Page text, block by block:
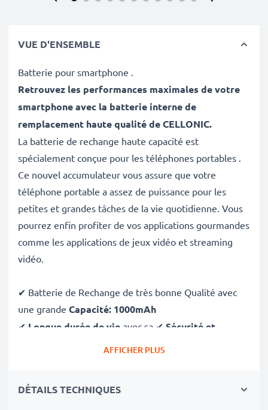
VUE D'ENSEMBLE
Batterie pour smartphone .
Retrouvez les performances maximales de votre
smartphone avec la batterie interne de
remplacement haute qualité de CELLONIC.
La batterie de rechange haute capacité est
spécialement conçue pour les téléphones portables .
Ce nouvel accumulateur vous assure que votre
téléphone portable a assez de puissance pour les
petites et grandes tâches de la vie quotidienne. Vous
pourrez enfin profiter de vos applications gourmandes
comme les applications de jeux vidéo et streaming
vidéo.
✔ Batterie de Rechange de très bonne Qualité avec
une grande Capacité: 1000mAh
✔ Longue durée de vie avec sa ✔ Sécurité et
contrôlées par des professionels compétants
AFFICHER PLUS
DÉTAILS TECHNIQUES